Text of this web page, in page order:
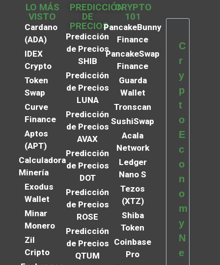
LO MÁS
VISTO
Cardano
(ADA)
IDEX
Crypto
Token
Swap
Curve
Finance
Aptos
(APT)
Calculadora
Minería
Exodus
Wallet
Minar
Monero
Zil
Cripto
PREDICCIÓN
DE
PRECIOS
Predicción
de Precios
SHIB
Predicción
de Precios
LUNA
Predicción
de Precios
AVAX
Predicción
de Precios
DOT
Predicción
de Precios
ROSE
Predicción
de Precios
QTUM
CRYPTO
101
PancakeBunny
Finance
PancakeSwap
Finance
Guarda
Wallet
Tronscan
SushiSwap
Acala
Network
Ledger
Nano S
Tezos
(XTZ)
Shiba
Token
Coinbase
Pro
C
r
y
p
t
o
E
c
o
n
o
m
y
N
e